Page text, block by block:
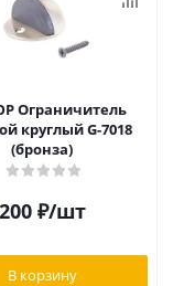
Ограничитель
круглый G-7018
(бронза)
200₽/шт
В корзину